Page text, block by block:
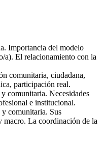
Importancia del modelo
a). El relacionamiento con la
comunitaria, ciudadana,
participación real.
comunitaria. Necesidades
e institucional.
comunitaria. Sus
La coordinación de la